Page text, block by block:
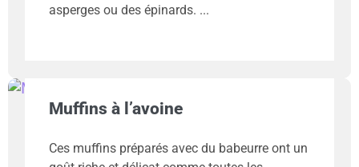
asperges ou des épinards.
Muffins à l’avoine
Ces muffins préparés avec du babeurre ont un